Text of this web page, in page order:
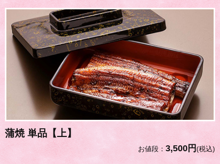
蒲焼 単品【上】
お値段： 3,500円(税込)